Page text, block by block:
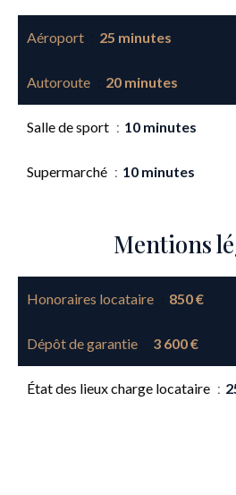
Aéroport 25 minutes
Autoroute 20 minutes
Salle de sport 10 minutes
Supermarché 10 minutes
Mentions
Honoraires locataire 850 €
Dépôt de garantie 3 600 €
État des lieux charge locataire